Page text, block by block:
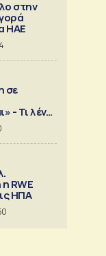
στην
ΗΑΕ
σε
- Τι λένε
που την
RWE
ΗΠΑ